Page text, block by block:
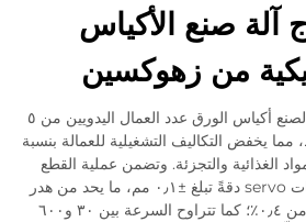
آلة صنع الأكياس
من زهوكسين
تقلل آلاتنا الكاملة الأتمتة لصنع أكياس الورق عدد العمال اليدويين من ٥
يخفض التكاليف التشغيلية للعمالة بنسبة
الغذائية والتجزئة. وتضمن عملية القطع
الخاضعة للتحكم بالمحركات servo دقةً تبلغ ±٠٫١ مم، ما يحد من هدر
الورق الخام بنسبة أقل من ٠٫٤٪؛ كما تتراوح السرعة بين ٣٠ و٦٠٠